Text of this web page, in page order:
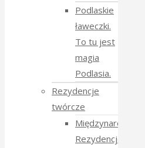
Podlaskie
ławeczki.
To tu jest
magia
Podlasia.
Rezydencje
twórcze
Międzynarodowe
Rezydencje